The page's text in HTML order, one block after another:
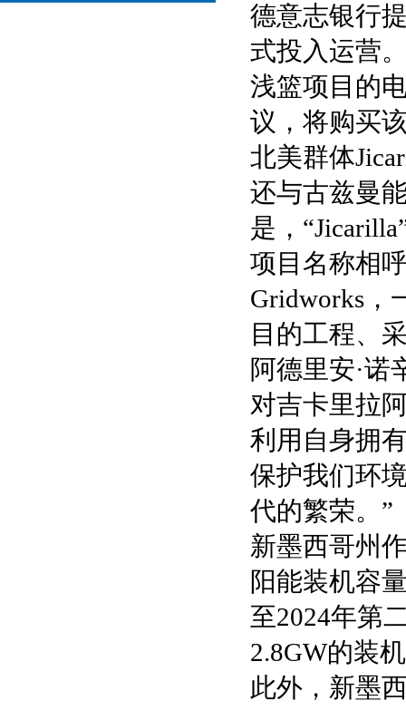
德意志银行
式投入运营
浅篮项目的
议，将购买
北美群体
还与古兹曼
是，
项目名称相
Gridworks，
目的工程、
阿德里安·诺
对吉卡里拉
利用自身拥
保护我们环
代的繁荣。”
新墨西哥州
阳能装机容
至2024年第
2.8GW的装
此外，新墨